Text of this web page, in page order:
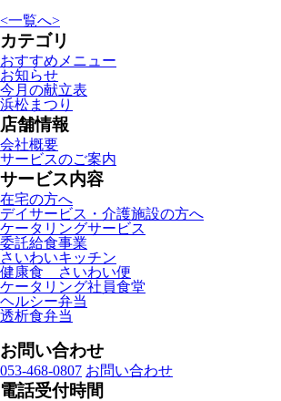
<一覧へ>
カテゴリ
おすすめメニュー
お知らせ
今月の献立表
浜松まつり
店舗情報
会社概要
サービスのご案内
サービス内容
在宅の方へ
デイサービス・介護施設の方へ
ケータリングサービス
委託給食事業
さいわいキッチン
健康食 さいわい便
ケータリング社員食堂
ヘルシー弁当
透析食弁当
お問い合わせ
053-468-0807 お問い合わせ
電話受付時間